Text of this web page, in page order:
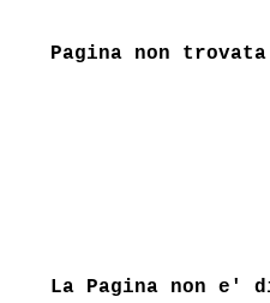
Pagina non trovata
La Pagina non e'